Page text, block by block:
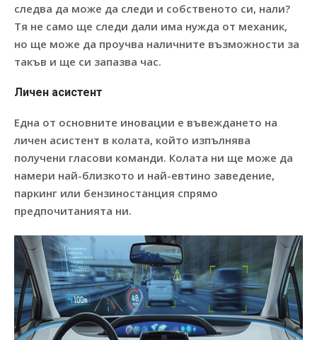
следва да може да следи и собственото си, нали?
Тя не само ще следи дали има нужда от механик,
но ще може да проучва наличните възможности за
такъв и ще си запазва час.
Личен асистент
Една от основните иновации е въвеждането на
личен асистент в колата, който изпълнява
получени гласови команди. Колата ни ще може да
намери най-близкото и най-евтино заведение,
паркинг или бензиностанция спрямо
предпочитанията ни.